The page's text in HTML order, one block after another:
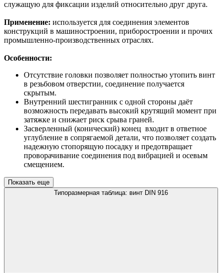
служащую для фиксации изделий относительно друг друга.
Применение: используется для соединения элементов
конструкций в машиностроении, приборостроении и прочих
промышленно-производственных отраслях.
Особенности:
Отсутствие головки позволяет полностью утопить винт
в резьбовом отверстии, соединение получается
скрытым.
Внутренний шестигранник с одной стороны даёт
возможность передавать высокий крутящий момент при
затяжке и снижает риск срыва граней.
Засверленный (конический) конец входит в ответное
углубление в сопрягаемой детали, что позволяет создать
надежную стопорящую посадку и предотвращает
проворачивание соединения под вибрацией и осевым
смещением.
Показать еще
Типоразмерная таблица: винт DIN 916